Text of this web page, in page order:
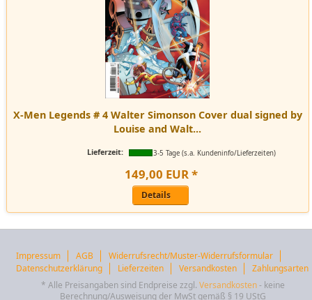
X-Men Legends # 4 Walter Simonson Cover dual signed by
Louise and Walt...
Lieferzeit: 3-5 Tage (s.a. Kundeninfo/Lieferzeiten)
149,00 EUR*
Details
Impressum AGB
Widerrufsrecht/Muster-Widerrufsformular
Datenschutzerklärung
Lieferzeiten Versandkosten
Zahlungsarten
* Alle Preisangaben sind Endpreise zzgl. Versandkosten- keine
Berechnung/Ausweisung der MwSt gemäß § 19 UStG